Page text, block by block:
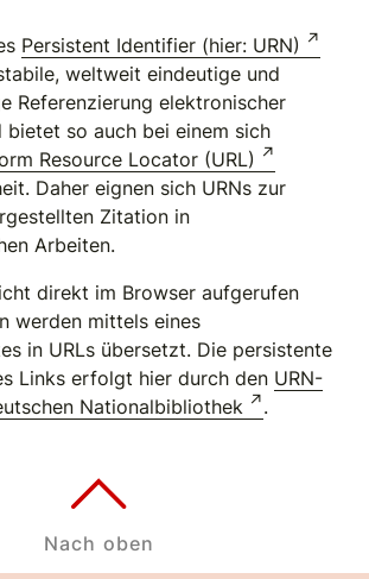
Persistent Identifier (hier: URN)
weltweit eindeutige und
Referenzierung elektronischer
bietet so auch bei einem sich
Resource Locator (URL)
Daher eignen sich URNs zur
Zitation in
Arbeiten.
direkt im Browser aufgerufen
werden mittels eines
in URLs übersetzt. Die persistente
Links erfolgt hier durch den URN-
Nationalbibliothek
.
Nach oben